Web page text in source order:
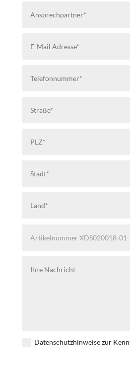
Datenschutzhinweise zur